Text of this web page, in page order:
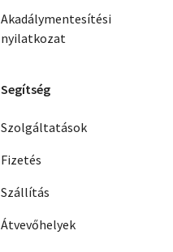
Akadálymentesítési
nyilatkozat
Segítség
Szolgáltatások
Fizetés
Szállítás
Átvevőhelyek